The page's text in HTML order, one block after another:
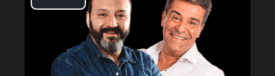
Video
¿Quién confirmó el acuerdo?
El presidente de Estados Unidos,Donald
Trump, fue quien confirmó el acuerdo.